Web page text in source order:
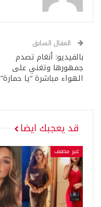
المقال السابق
بالفيديو: أنغام تصدم
جمهورها وتغني على
الهواء مباشرة “يا حمارة”
قد يعجبك ايضا
غير مصنف